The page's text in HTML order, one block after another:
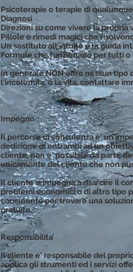
Psicoterapie o terapie di
Diagnosi
Direzioni su come vivere la propria
Pillole o rimedi magici che
Un sostituto all'intuito e la guida
Formule che funzionano per tutti o
In generale NON offro nessun tipo
l'incolumita' o la vita, contattare
Impegno
Il percorso di consulenza e'
dedizione di entrambi ad un
cliente, non e' possibile da parte
unicamente del cliente che non
Il cliente si impegna a risarcire il
problemi economici o di altro tipo
consulente per trovare una
gratuite.
Responsibilita’
Il cliente e' responsabile del
applica gli strumenti ed i servizi